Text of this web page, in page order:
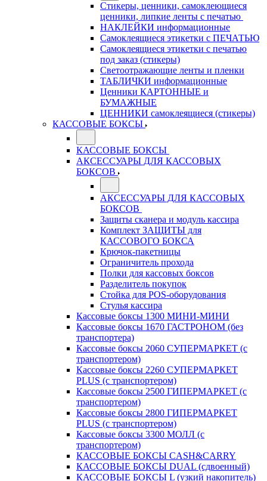
Стикеры, ценники, самоклеющиеся
ценники, липкие ленты с печатью
НАКЛЕЙКИ информационные
Самоклеящиеся этикетки с ПЕЧАТЬЮ
Самоклеящиеся этикетки с печатью
под заказ (стикеры)
Светоотражающие ленты и пленки
ТАБЛИЧКИ информационные
Ценники КАРТОННЫЕ и
БУМАЖНЫЕ
ЦЕННИКИ самоклеящиеся (стикеры)
КАССОВЫЕ БОКСЫ
КАССОВЫЕ БОКСЫ
АКСЕССУАРЫ ДЛЯ КАССОВЫХ
БОКСОВ
АКСЕССУАРЫ ДЛЯ КАССОВЫХ
БОКСОВ
Защиты сканера и модуль кассира
Комплект ЗАЩИТЫ для
КАССОВОГО БОКСА
Крючок-пакетницы
Ограничитель прохода
Полки для кассовых боксов
Разделитель покупок
Стойка для POS-оборудования
Стулья кассира
Кассовые боксы 1300 МИНИ-МИНИ
Кассовые боксы 1670 ГАСТРОНОМ (без
транспортера)
Кассовые боксы 2060 СУПЕРМАРКЕТ (с
транспортером)
Кассовые боксы 2260 СУПЕРМАРКЕТ
PLUS (с транспортером)
Кассовые боксы 2500 ГИПЕРМАРКЕТ (с
транспортером)
Кассовые боксы 2800 ГИПЕРМАРКЕТ
PLUS (с транспортером)
Кассовые боксы 3300 МОЛЛ (с
транспортером)
КАССОВЫЕ БОКСЫ CASH&CARRY
КАССОВЫЕ БОКСЫ DUAL (сдвоенный)
КАССОВЫЕ БОКСЫ L (узкий накопитель)